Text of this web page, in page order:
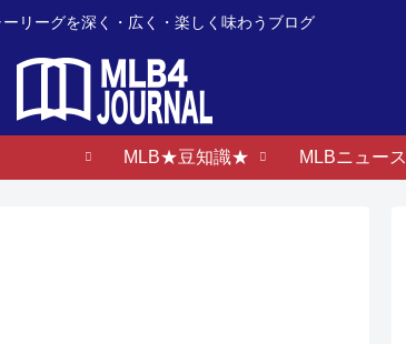
リーグを深く・広く・楽しく味わうブログ
MLB★豆知識★ MLBニュース